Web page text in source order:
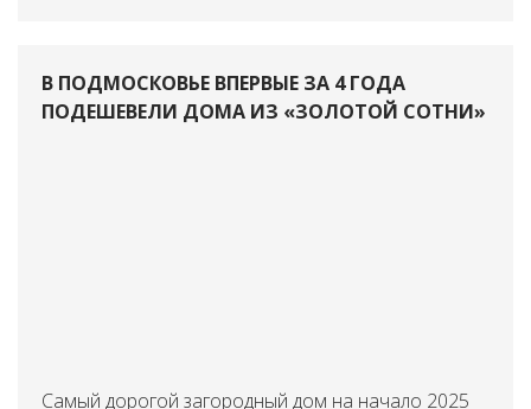
В ПОДМОСКОВЬЕ ВПЕРВЫЕ ЗА 4 ГОДА
ПОДЕШЕВЕЛИ ДОМА ИЗ «ЗОЛОТОЙ СОТНИ»
Самый дорогой загородный дом на начало 2025